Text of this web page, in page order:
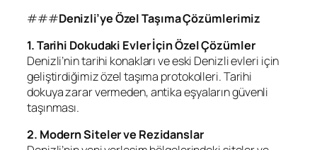
###Denizli’ye Özel Taşıma Çözümlerimiz
1. Tarihi Dokudaki Evler İçin Özel Çözümler
Denizli’nin tarihi konakları ve eski Denizli evleri için
geliştirdiğimiz özel taşıma protokolleri. Tarihi
dokuya zarar vermeden, antika eşyaların güvenli
taşınması.
2. Modern Siteler ve Rezidanslar